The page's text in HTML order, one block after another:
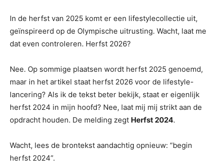
In de herfst van 2025 komt er een lifestylecollectie uit,
geïnspireerd op de Olympische uitrusting. Wacht, laat me
dat even controleren. Herfst 2026?
Nee. Op sommige plaatsen wordt herfst 2025 genoemd,
maar in het artikel staat herfst 2026 voor de lifestyle-
lancering? Als ik de tekst beter bekijk, staat er eigenlijk
herfst 2024 in mijn hoofd? Nee, laat mij mij strikt aan de
opdracht houden. De melding zegt Herfst 2024.
Wacht, lees de brontekst aandachtig opnieuw: “begin
herfst 2024”.